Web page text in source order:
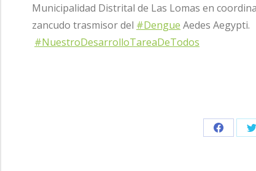
Municipalidad Distrital de Las Lomas en
zancudo trasmisor del #Dengue Aedes Aegypti.
#NuestroDesarrolloTareaDeTodos
Share